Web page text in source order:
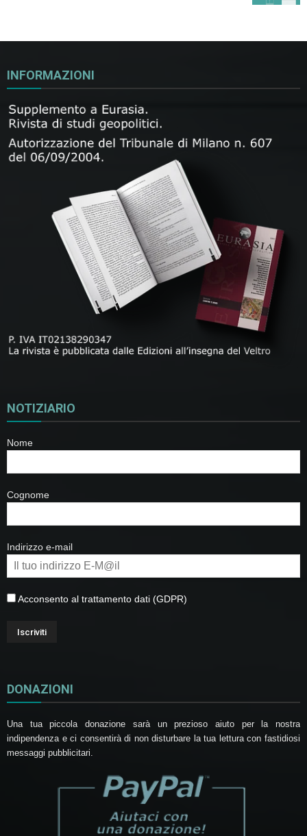
INFORMAZIONI
NOTIZIARIO
Nome
Cognome
Indirizzo e-mail
Acconsento al trattamento dati (GDPR)
DONAZIONI
Una tua piccola donazione sarà un prezioso aiuto per la nostra
indipendenza e ci consentirà di non disturbare la tua lettura con fastidiosi
messaggi pubblicitari.